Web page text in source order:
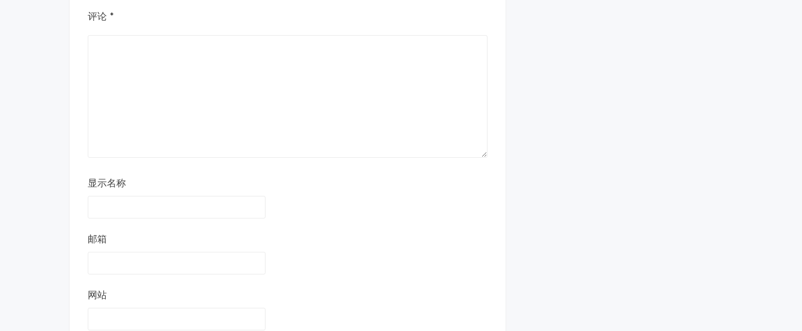
评论 *
显示名称
邮箱
网站